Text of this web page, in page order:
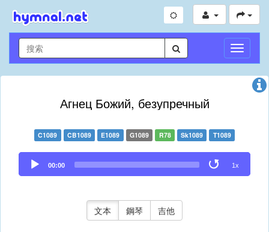
切
換
導
Агнец Божий, безупречный
C1089 CB1089 E1089 G1089 R78 Sk1089 T1089
Audio
Player
00:00 1x
文本 鋼琴 吉他